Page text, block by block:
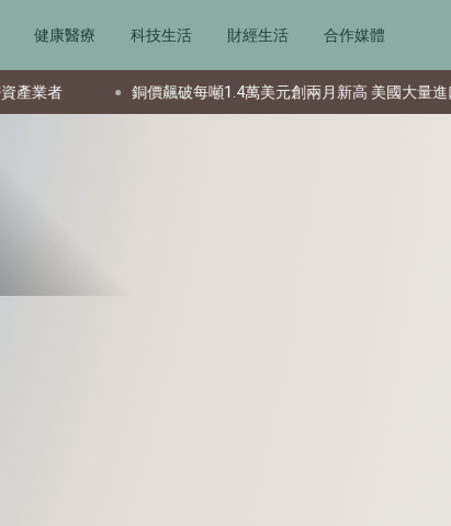
健康醫療 科技生活 財經生活 合作媒體
銅價飆破每噸1.4萬美元創兩月新高 美國大量進口加劇供應緊俏